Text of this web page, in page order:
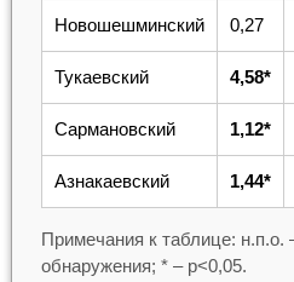
Новошешминский 0,27
Тукаевский 4,58*
Сармановский 1,12*
Азнакаевский 1,44*
Примечания к таблице: н.п.о.
обнаружения; * – p<0,05.